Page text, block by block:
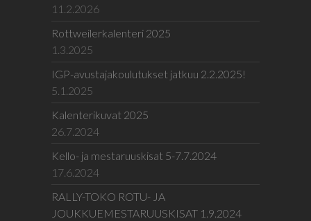
11.2.2026
Rottweilerkalenteri 2025
1.3.2025
IGP-avustajakoulutukset jatkuu 2.2.2025!
5.1.2025
Kalenterikuvat 2025
26.7.2024
Kello- ja mestaruuskisat 5-7.7.2024
17.6.2024
RALLY-TOKO ROTU- JA
JOUKKUEMESTARUUSKISAT 1.9.2024